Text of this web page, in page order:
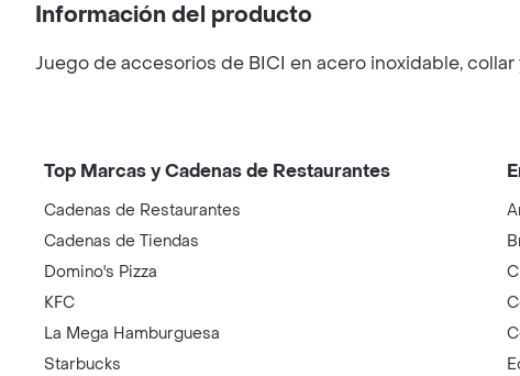
Información del producto
Juego de accesorios de BICI en acero inoxidable, collar
Top Marcas y Cadenas de Restaurantes
Cadenas de Restaurantes
Cadenas de Tiendas
Domino's Pizza
KFC
La Mega Hamburguesa
Starbucks